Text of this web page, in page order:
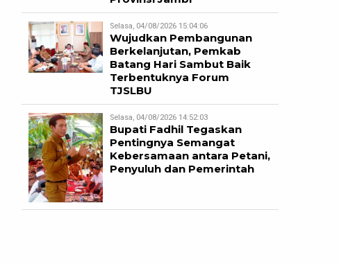
Selasa, 04/08/2026 15:04:06
Wujudkan Pembangunan
Berkelanjutan, Pemkab
Batang Hari Sambut Baik
Terbentuknya Forum
TJSLBU
Selasa, 04/08/2026 14:52:03
Bupati Fadhil Tegaskan
Pentingnya Semangat
Kebersamaan antara Petani,
Penyuluh dan Pemerintah